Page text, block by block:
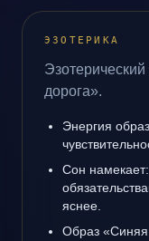
ЭЗОТЕРИКА
дорога».
Энергия
Сон намекает:
яснее.
Образ «Синяя